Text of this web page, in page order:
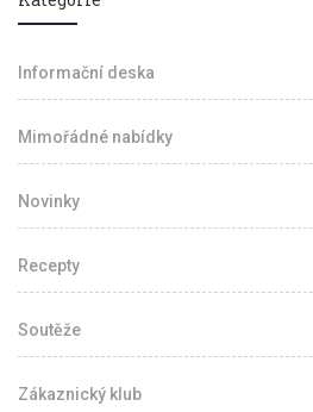
Informační deska
Mimořádné nabídky
Novinky
Recepty
Soutěže
Zákaznický klub